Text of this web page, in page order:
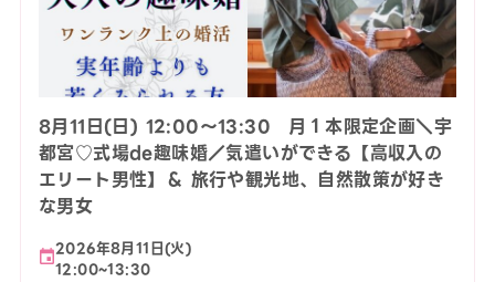
8月11日(日) 12:00〜13:30 月１本限定企画＼宇
都宮♡式場de趣味婚／気遣いができる【高収入の
エリート男性】＆ 旅行や観光地、自然散策が好き
な男女
2026年8月11日(火)
12:00~13:30